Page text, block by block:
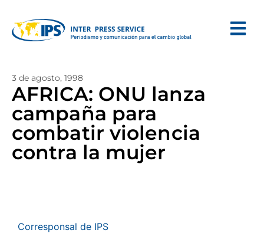
3 de agosto, 1998
AFRICA: ONU lanza
campaña para
combatir violencia
contra la mujer
Corresponsal de IPS